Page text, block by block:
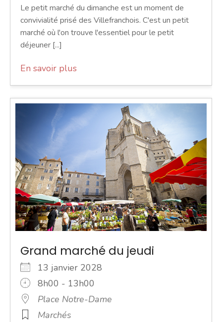
Le petit marché du dimanche est un moment de
convivialité prisé des Villefranchois. C'est un petit
marché où l'on trouve l'essentiel pour le petit
déjeuner [...]
En savoir plus
Grand marché du jeudi
13 janvier 2028
8h00 - 13h00
Place Notre-Dame
Marchés